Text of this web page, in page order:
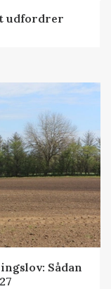
udfordrer
Sådan